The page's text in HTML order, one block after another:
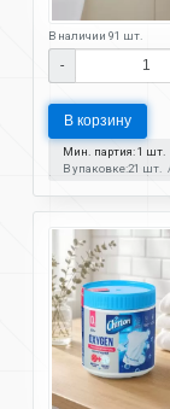
В наличии 91 шт.
-
В корзину
Мин. партия: 1 шт.
В упаковке:21 шт.